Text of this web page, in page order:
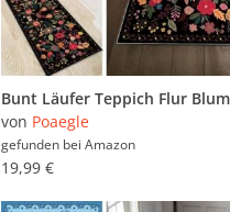
von Poaegle
gefunden bei Amazon
19,99 €